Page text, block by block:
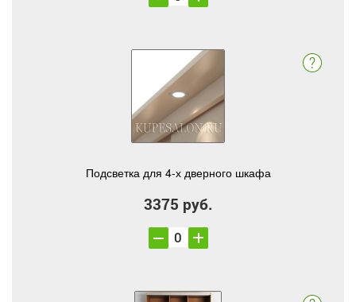
Подсветка для 4-х дверного шкафа
3375 руб.